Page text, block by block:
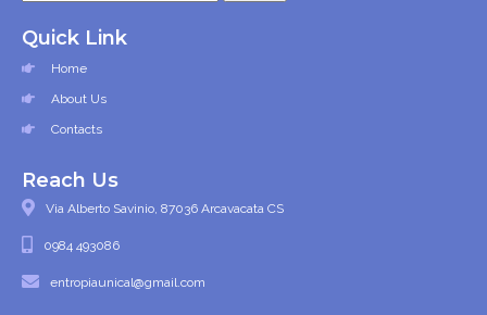
Quick Link
Home
About Us
Contacts
Reach Us
Via Alberto Savinio, 87036 Arcavacata CS
0984 493086
entropiaunical@gmail.com